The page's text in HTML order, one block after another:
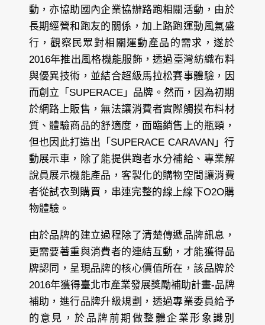
動，亦協助國內企業協辦路跑相關活動，由於
長期經營和跑友的關係，加上路跑運動風氣盛
行，觀察民眾對相關運動產品的需求，遂於
2016年推出風格機能服飾，透過臺灣紡織布料
與優異技術，並結合超級馬拉松賽事體驗，因
而創立「SUPERACE」品牌。然而，因為初期
於網路上販售，無法讓消費者實際觸摸布料材
質、體驗商品的舒適度，面臨銷售上的瓶頸，
但也因此打造出「SUPERACE CARAVAN」行
動展示車，除了能提供跑者水分補給、專業解
說員展示機能產品，客製化的購物空間讓消費
者從試衣到購買，串連完整的線上線下O2O購
物體驗。
由於品牌的建立過程除了清楚傳遞品牌訊息，
更需要著重與消費者的連結互動，才能獲得品
牌認同，呈現品牌的核心價值所在，該品牌於
2016年獲得臺北市產業發展獎勵補助計畫-品牌
補助，進行品牌升級規劃，透過專業委員給予
的意見，於品牌前期做整體企業形象識別